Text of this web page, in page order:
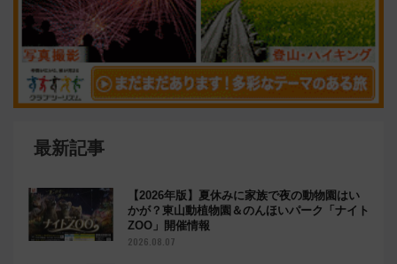
最新記事
【2026年版】夏休みに家族で夜の動物園はい
かが？東山動植物園＆のんほいパーク「ナイト
ZOO」開催情報
2026.08.07